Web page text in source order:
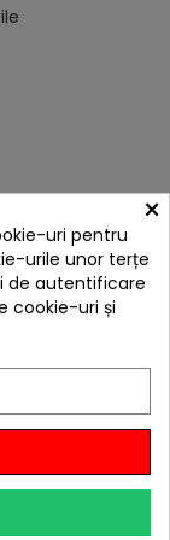
x 64 cm Char-
×
uri pentru
urile unor terțe
de autentificare
cookie-uri și